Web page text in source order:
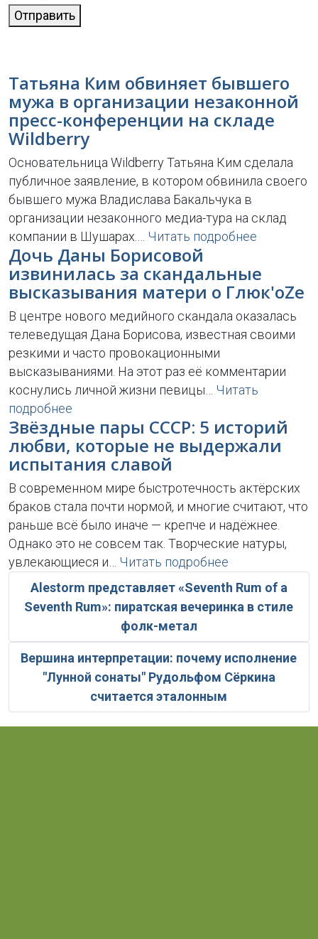
Отправить
Татьяна Ким обвиняет бывшего
мужа в организации незаконной
пресс-конференции на складе
Wildberry
Основательница Wildberry Татьяна Ким сделала
публичное заявление, в котором обвинила своего
бывшего мужа Владислава Бакальчука в
организации незаконного медиа-тура на склад
компании в Шушарах.… Читать подробнее
Дочь Даны Борисовой
извинилась за скандальные
высказывания матери о Глюк'oZе
В центре нового медийного скандала оказалась
телеведущая Дана Борисова, известная своими
резкими и часто провокационными
высказываниями. На этот раз её комментарии
коснулись личной жизни певицы… Читать
подробнее
Звёздные пары СССР: 5 историй
любви, которые не выдержали
испытания славой
В современном мире быстротечность актёрских
браков стала почти нормой, и многие считают, что
раньше всё было иначе — крепче и надёжнее.
Однако это не совсем так. Творческие натуры,
увлекающиеся и… Читать подробнее
Alestorm представляет «Seventh Rum of a
Seventh Rum»: пиратская вечеринка в стиле
фолк-метал
Вершина интерпретации: почему исполнение
"Лунной сонаты" Рудольфом Сёркина
считается эталонным